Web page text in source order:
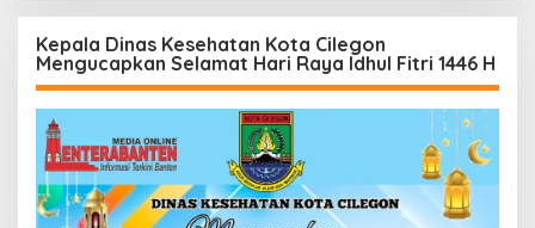
Kepala Dinas Kesehatan Kota Cilegon
Mengucapkan Selamat Hari Raya Idhul Fitri 1446 H